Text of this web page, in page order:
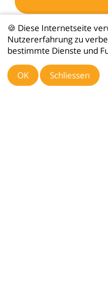
... dass Brot keine
🍪 Diese Internetseite
Nutzererfahrung zu
bestimmte Dienste und
OK Schliessen